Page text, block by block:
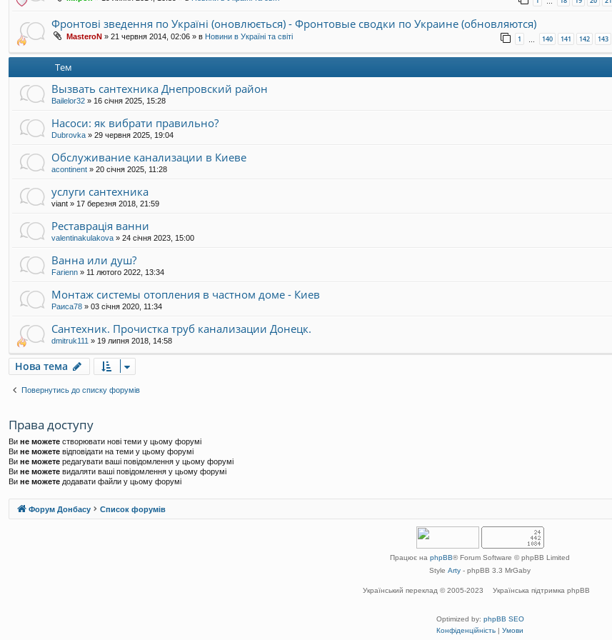
…
Фронтові зведення по Україні (оновлюється) - Фронтовые сводки по Украине (обновляются)
MasteroN » 21 червня 2014, 02:06 » в Новини в Україні та світі 1 … 140 141 142 143
Тем
Вызвать сантехника Днепровский район
Bailelor32 » 16 січня 2025, 15:28
Насоси: як вибрати правильно?
Dubrovka » 29 червня 2025, 19:04
Обслуживание канализации в Киеве
acontinent » 20 січня 2025, 11:28
услуги сантехника
viant » 17 березня 2018, 21:59
Реставрація ванни
valentinakulakova » 24 січня 2023, 15:00
Ванна или душ?
Farienn » 11 лютого 2022, 13:34
Монтаж системы отопления в частном доме - Киев
Раиса78 » 03 січня 2020, 11:34
Сантехник. Прочистка труб канализации Донецк.
dmitruk111 » 19 липня 2018, 14:58
Нова тема
Повернутись до списку форумів
Права доступу
Ви не можете створювати нові теми у цьому форумі
Ви не можете відповідати на теми у цьому форумі
Ви не можете редагувати ваші повідомлення у цьому форумі
Ви не можете видаляти ваші повідомлення у цьому форумі
Ви не можете додавати файли у цьому форумі
Форум Донбасу Список форумів
Працює на phpBB® Forum Software © phpBB Limited
Style Arty - phpBB 3.3 MrGaby
Український переклад © 2005-2023 Українська підтримка phpBB
Optimized by: phpBB SEO
Конфіденційність | Умови